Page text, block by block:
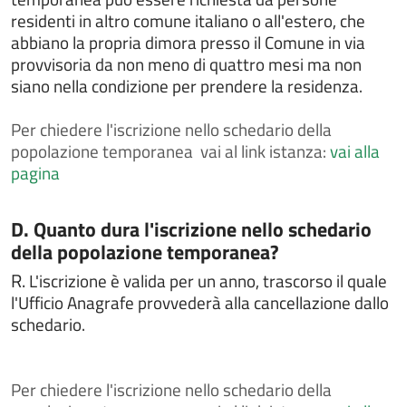
loculo od ossario
Chiedere la concessione, il rinnovo e/o la rinuncia di
loculo od ossario
Chiedere la consultazione e la copia delle liste
Chiedere la legalizzazione di fotografia
Chiedere la pubblicazione di matrimonio
Chiedere la sepoltura nei cimiteri comunali
Chiedere un interpello
Chiedere un rimborso per erroneo versamento
Comunicare i dati del conducente o del locatario a
accertamento
residenti in altro comune italiano o all'estero, che
abbiano la propria dimora presso il Comune in via
provvisoria da non meno di quattro mesi ma non
siano nella condizione per prendere la residenza.
Perchiedere l'iscrizione nello schedario della
popolazione temporanea vai al link istanza:vai alla
pagina
Categoria:
D. Quanto dura l'iscrizione nello schedario
della popolazione temporanea?
R. L'iscrizione è valida per un anno, trascorso il quale
l'Ufficio Anagrafe provvederà alla cancellazione dallo
schedario.
Perchiedere l'iscrizione nello schedario della